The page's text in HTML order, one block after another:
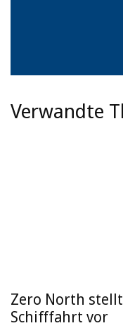
Verwandte
Zero North
Schifffahrt vor